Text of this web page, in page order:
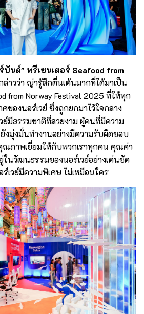
นด์" พรีเซนเตอร์ Seafood from
ล่าวว่า ญ่ารู้สึกตื่นเต้นมากที่ได้มาเป็น
from Norway Festival 2025 ที่ให้ทุก
ของนอร์เวย์ ซึ่งถูกยกมาไว้ใจกลาง
ย์มีธรรมชาติที่สวยงาม ผู้คนที่มีความ
งมุ่งมั่นทำงานอย่างมีความรับผิดชอบ
ณภาพเยี่ยมให้กับพวกเราทุกคน คุณค่า
นวัฒนธรรมของนอร์เวย์อย่างเด่นชัด
เวย์มีความพิเศษ ไม่เหมือนใคร